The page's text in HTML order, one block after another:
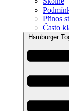
Přínos
Často
Hamburger